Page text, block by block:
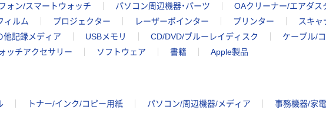
ォン/スマートウォッチ パソコン周辺機器・パーツ OAクリーナー/エアダス
ィルム
プロジェクター レーザーポインター プリンター スキャ
他記録メディア USBメモリ CD/DVD/ブルーレイディスク ケーブル/
ッチアクセサリー
ソフトウェア 書籍 Apple製品
トナー/インク/コピー用紙 パソコン/周辺機器/メディア 事務機器/家